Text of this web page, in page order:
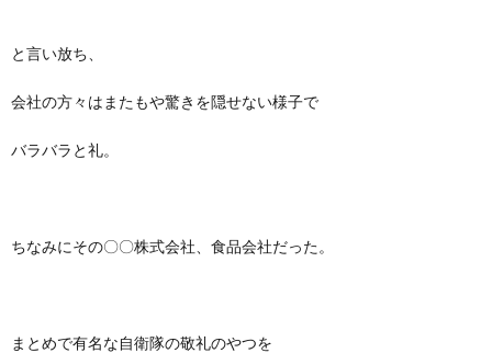
と言い放ち、
会社の方々はまたもや驚きを隠せない様子で
バラバラと礼。
ちなみにその〇〇株式会社、食品会社だった。
まとめで有名な自衛隊の敬礼のやつを